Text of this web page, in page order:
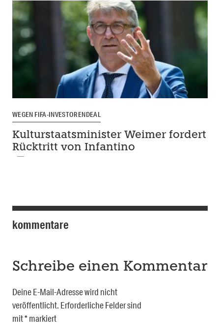
WEGEN FIFA-INVESTORENDEAL
Kulturstaatsminister Weimer fordert
Rücktritt von Infantino
kommentare
Schreibe einen Kommentar
Deine E-Mail-Adresse wird nicht
veröffentlicht. Erforderliche Felder sind
mit*markiert